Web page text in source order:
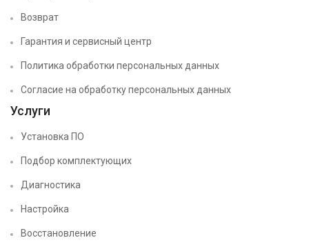
Возврат
Гарантия и сервисный центр
Политика обработки персональных данных
Согласие на обработку персональных данных
Услуги
Установка ПО
Подбор комплектующих
Диагностика
Настройка
Восстановление